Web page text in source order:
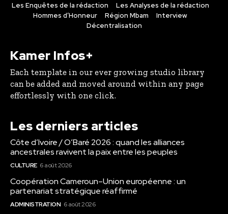
Les Enquêtes de la rédaction
Les Analyses de la rédaction
Hommes d’Honneur
Région Mbam
Interview
Décentralisation
Kamer Infos+
Each template in our ever growing studio library
can be added and moved around within any page
effortlessly with one click.
Les derniers articles
Côte d’Ivoire / O’Baré 2026 : quand les alliances
ancestrales ravivent la paix entre les peuples
CULTURE 6 août 2026
Coopération Cameroun–Union européenne : un
partenariat stratégique réaffirmé
ADMINISTRATION 6 août 2026